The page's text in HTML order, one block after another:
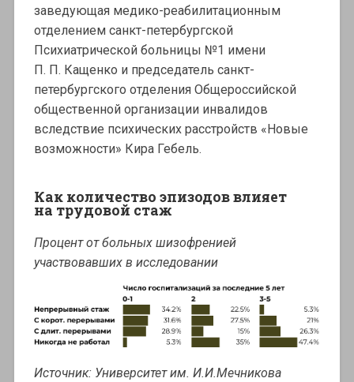
заведующая медико-реабилитационным
отделением санкт-петербургской
Психиатрической больницы №1 имени
П. П. Кащенко и председатель санкт-
петербургского отделения Общероссийской
общественной организации инвалидов
вследствие психических расстройств «Новые
возможности» Кира Гебель.
Как количество эпизодов влияет
на трудовой стаж
Процент от больных шизофренией
участвовавших в исследовании
Источник: Университет им. И.И.Мечникова